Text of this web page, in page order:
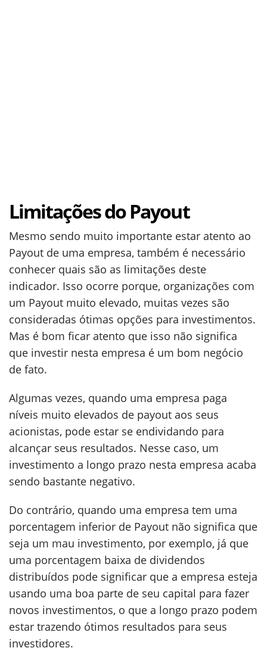
Limitações do Payout
Mesmo sendo muito importante estar atento ao
Payout de uma empresa, também é necessário
conhecer quais são as limitações deste
indicador. Isso ocorre porque, organizações com
um Payout muito elevado, muitas vezes são
consideradas ótimas opções para investimentos.
Mas é bom ficar atento que isso não significa
que investir nesta empresa é um bom negócio
de fato.
Algumas vezes, quando uma empresa paga
níveis muito elevados de payout aos seus
acionistas, pode estar se endividando para
alcançar seus resultados. Nesse caso, um
investimento a longo prazo nesta empresa acaba
sendo bastante negativo.
Do contrário, quando uma empresa tem uma
porcentagem inferior de Payout não significa que
seja um mau investimento, por exemplo, já que
uma porcentagem baixa de dividendos
distribuídos pode significar que a empresa esteja
usando uma boa parte de seu capital para fazer
novos investimentos, o que a longo prazo podem
estar trazendo ótimos resultados para seus
investidores.